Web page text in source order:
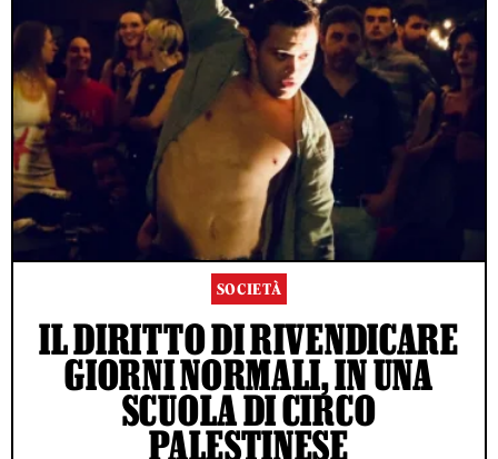
SOCIETÀ
IL DIRITTO DI RIVENDICARE
GIORNI NORMALI, IN UNA
SCUOLA DI CIRCO
PALESTINESE